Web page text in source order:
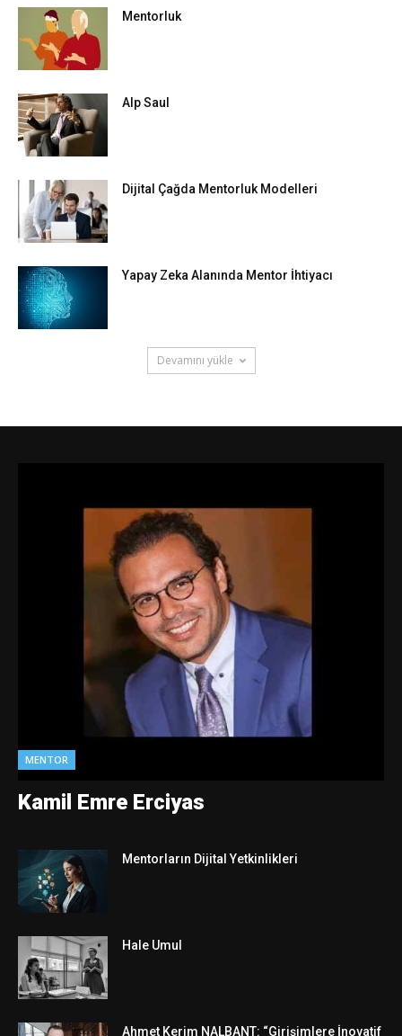
Mentorluk
Alp Saul
Dijital Çağda Mentorluk Modelleri
Yapay Zeka Alanında Mentor İhtiyacı
Devamını yükle
MENTOR
Kamil Emre Erciyas
Mentorların Dijital Yetkinlikleri
Hale Umul
Ahmet Kerim NALBANT: “Girişimlere İnovatif